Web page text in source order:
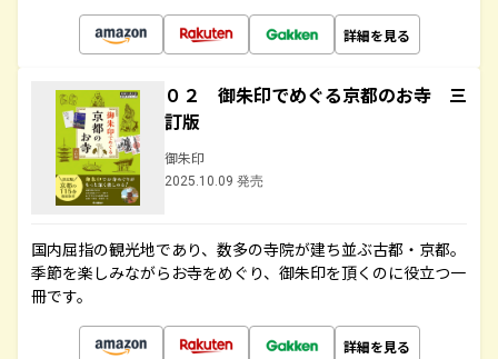
詳細を見る
０２ 御朱印でめぐる京都のお寺 三
訂版
御朱印
2025.10.09 発売
国内屈指の観光地であり、数多の寺院が建ち並ぶ古都・京都。
季節を楽しみながらお寺をめぐり、御朱印を頂くのに役立つ一
冊です。
詳細を見る